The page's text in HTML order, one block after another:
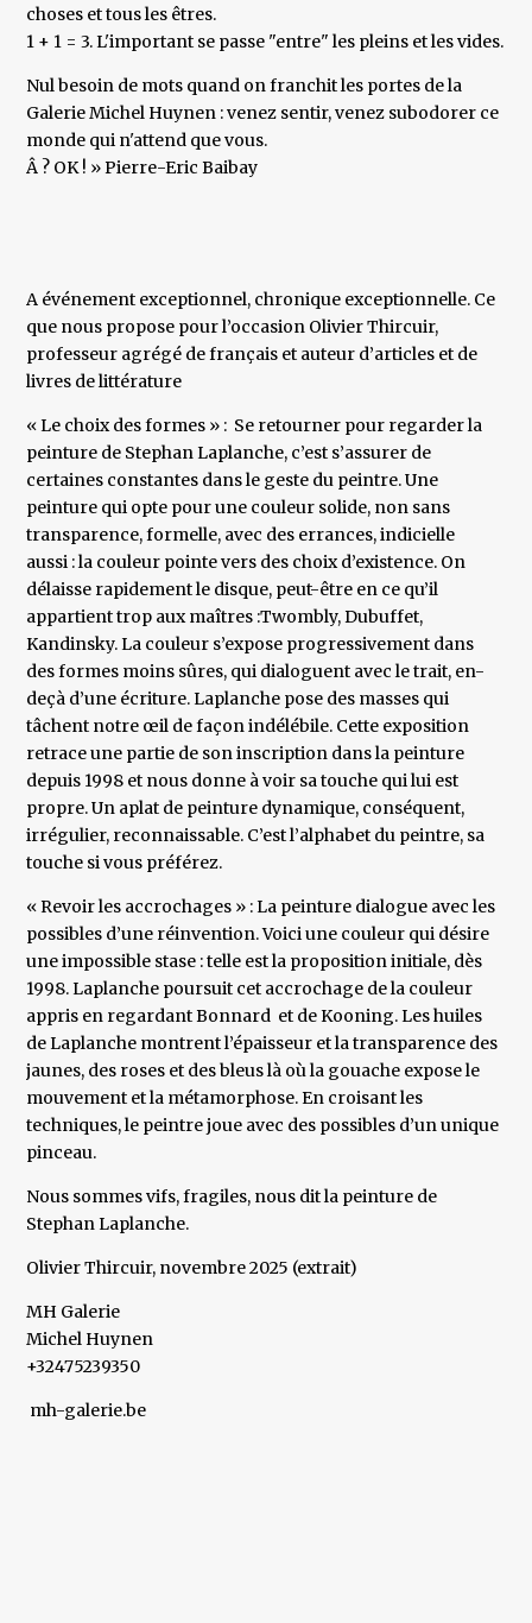
choses et tous les êtres.
1 + 1 = 3. L'important se passe "entre" les pleins et les vides.
Nul besoin de mots quand on franchit les portes de la
Galerie Michel Huynen : venez sentir, venez subodorer ce
monde qui n'attend que vous.
Â ? OK ! » Pierre-Eric Baibay
A événement exceptionnel, chronique exceptionnelle. Ce
que nous propose pour l’occasion Olivier Thircuir,
professeur agrégé de français et auteur d’articles et de
livres de littérature
« Le choix des formes » : Se retourner pour regarder la
peinture de Stephan Laplanche, c’est s’assurer de
certaines constantes dans le geste du peintre. Une
peinture qui opte pour une couleur solide, non sans
transparence, formelle, avec des errances, indicielle
aussi : la couleur pointe vers des choix d’existence. On
délaisse rapidement le disque, peut-être en ce qu’il
appartient trop aux maîtres :Twombly, Dubuffet,
Kandinsky. La couleur s’expose progressivement dans
des formes moins sûres, qui dialoguent avec le trait, en-
deçà d’une écriture. Laplanche pose des masses qui
tâchent notre œil de façon indélébile. Cette exposition
retrace une partie de son inscription dans la peinture
depuis 1998 et nous donne à voir sa touche qui lui est
propre. Un aplat de peinture dynamique, conséquent,
irrégulier, reconnaissable. C’est l’alphabet du peintre, sa
touche si vous préférez.
« Revoir les accrochages » : La peinture dialogue avec les
possibles d’une réinvention. Voici une couleur qui désire
une impossible stase : telle est la proposition initiale, dès
1998. Laplanche poursuit cet accrochage de la couleur
appris en regardant Bonnard et de Kooning. Les huiles
de Laplanche montrent l’épaisseur et la transparence des
jaunes, des roses et des bleus là où la gouache expose le
mouvement et la métamorphose. En croisant les
techniques, le peintre joue avec des possibles d’un unique
pinceau.
Nous sommes vifs, fragiles, nous dit la peinture de
Stephan Laplanche.
Olivier Thircuir, novembre 2025 (extrait)
MH Galerie
Michel Huynen
+32475239350
mh-galerie.be